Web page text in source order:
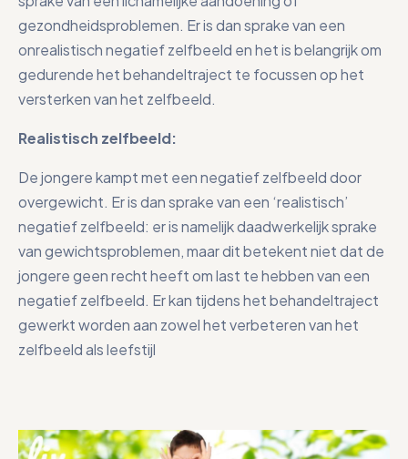
gezondheidsproblemen. Er is dan sprake van een
onrealistisch negatief zelfbeeld en het is belangrijk om
gedurende het behandeltraject te focussen op het
versterken van het zelfbeeld.
Realistisch zelfbeeld:
De jongere kampt met een negatief zelfbeeld door
overgewicht. Er is dan sprake van een ‘realistisch’
negatief zelfbeeld: er is namelijk daadwerkelijk sprake
van gewichtsproblemen, maar dit betekent niet dat de
jongere geen recht heeft om last te hebben van een
negatief zelfbeeld. Er kan tijdens het behandeltraject
gewerkt worden aan zowel het verbeteren van het
zelfbeeld als leefstijl